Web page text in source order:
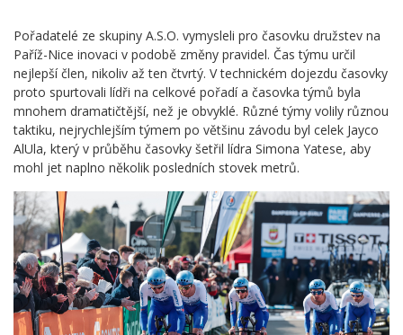
Pořadatelé ze skupiny A.S.O. vymysleli pro časovku družstev na
Paříž-Nice inovaci v podobě změny pravidel. Čas týmu určil
nejlepší člen, nikoliv až ten čtvrtý. V technickém dojezdu časovky
proto spurtovali lídři na celkové pořadí a časovka týmů byla
mnohem dramatičtější, než je obvyklé. Různé týmy volily různou
taktiku, nejrychlejším týmem po většinu závodu byl celek Jayco
AlUla, který v průběhu časovky šetřil lídra Simona Yatese, aby
mohl jet naplno několik posledních stovek metrů.